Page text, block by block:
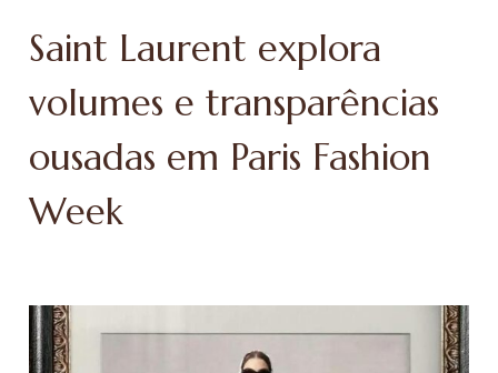
Saint Laurent explora
volumes e transparências
ousadas em Paris Fashion
Week